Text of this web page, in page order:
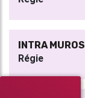
INTRA MUROS
Régie